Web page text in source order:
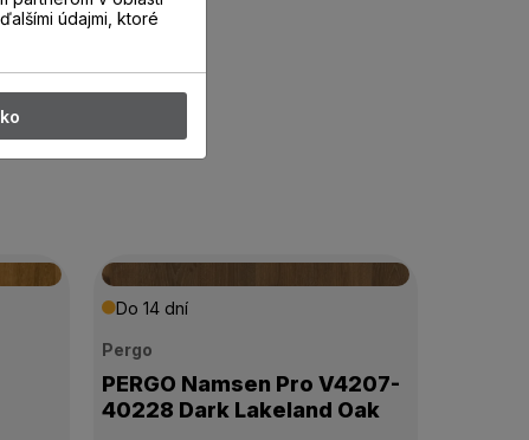
Do 14 dní
Pergo
PERGO Namsen Pro V4207-
40228 Dark Lakeland Oak
údajmi, ktoré